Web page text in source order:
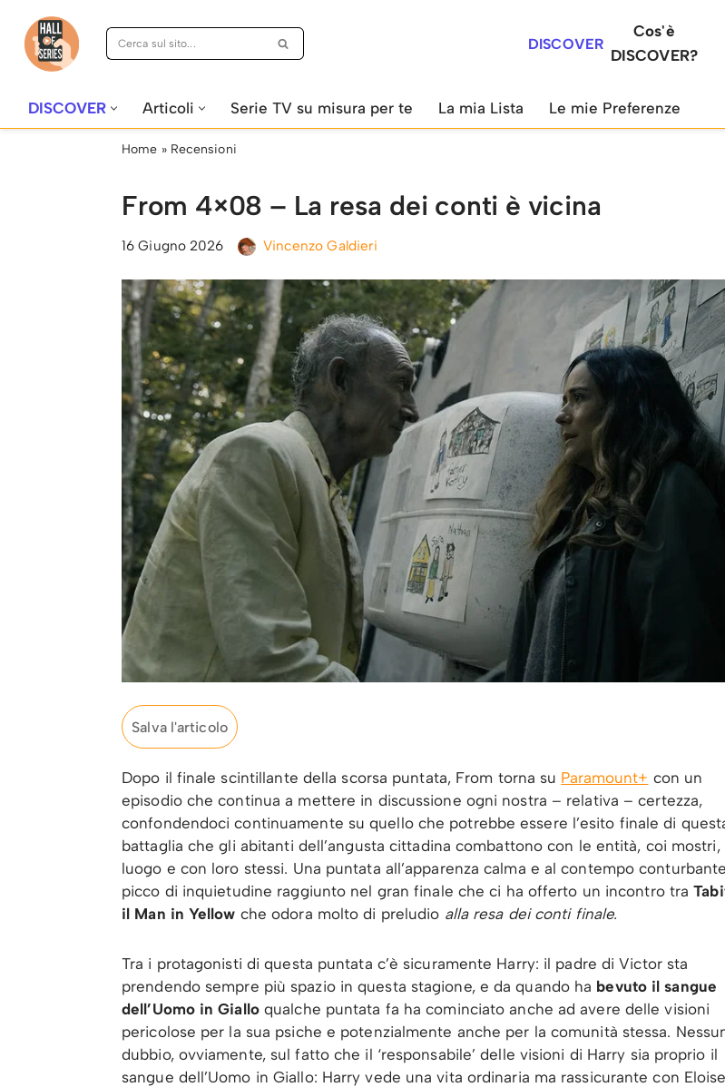
Vai
DISCOVER
Cos'è
DISCOVER?
DISCOVER Articoli Serie TV su misura per te La mia Lista Le mie Preferenze
Home » Recensioni
From 4×08 – La resa dei conti è vicina
16 Giugno 2026 Vincenzo Galdieri
Salva l'articolo
Dopo il finale scintillante della scorsa puntata, From torna su Paramount+ con un
episodio che continua a mettere in discussione ogni nostra – relativa – certezza,
confondendoci continuamente su quello che potrebbe essere l’esito finale di
battaglia che gli abitanti dell’angusta cittadina combattono con le entità, coi mostri,
luogo e con loro stessi. Una puntata all’apparenza calma e al contempo
picco di inquietudine raggiunto nel gran finale che ci ha offerto un incontro tra
il Man in Yellow che odora molto di preludio alla resa dei conti finale.
Tra i protagonisti di questa puntata c’è sicuramente Harry: il padre di Victor sta
prendendo sempre più spazio in questa stagione, e da quando ha bevuto il sangue
dell’Uomo in Gialloqualche puntata fa ha cominciato anche ad avere delle visioni
pericolose per la sua psiche e potenzialmente anche per la comunità stessa.
dubbio, ovviamente, sul fatto che il ‘responsabile’ delle visioni di Harry sia proprio il
sangue dell’Uomo in Giallo: Harry vede una vita ordinaria ma rassicurante con